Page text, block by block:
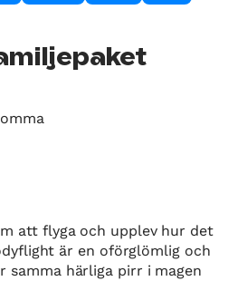
att flyga och upplev hur det
är en oförglömlig och
samma härliga pirr i magen